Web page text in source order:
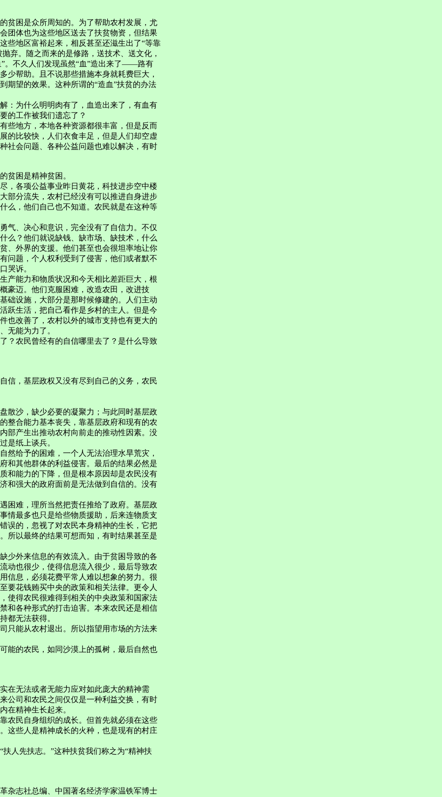
困是众所周知的。为了帮助农村发展，尤
团体也为这些地区送去了扶贫物资，但结果
些地区富裕起来，相反甚至还滋生出了“等靠
弃。随之而来的是修路，送技术、送文化，
”。不久人们发现虽然“血”造出来了——路有
少帮助。且不说那些措施本身就耗费巨大，
期望的效果。这种所谓的“造血”扶贫的办法
为什么明明肉有了，血造出来了，有血有
的工作被我们遗忘了？
地方，本地各种资源都很丰富，但是反而
的比较快，人们衣食丰足，但是人们却空虚
社会问题、各种公益问题也难以解决，有时
困是精神贫困。
各项公益事业昨日黄花，科技进步空中楼
部分流失，农村已经没有可以推进自身进步
么，他们自己也不知道。农民就是在这种等
、决心和意识，完全没有了自信力。不仅
么？他们就说缺钱、缺市场、缺技术，什么
、外界的支援。他们甚至也会很坦率地让你
问题，个人权利受到了侵害，他们或者默不
哭诉。
能力和物质状况和今天相比差距巨大，根
豪迈。他们克服困难，改造农田，改进技
础设施，大部分是那时候修建的。人们主动
跃生活，把自己看作是乡村的主人。但是今
也改善了，农村以外的城市支持也有更大的
无能为力了。
农民曾经有的自信哪里去了？是什么导致
，基层政权又没有尽到自己的义务，农民
沙，缺少必要的凝聚力；与此同时基层政
整合能力基本丧失，靠基层政府和现有的农
部产生出推动农村向前走的推动性因素。没
是纸上谈兵。
给予的困难，一个人无法治理水旱荒灾，
和其他群体的利益侵害。最后的结果必然是
和能力的下降，但是根本原因却是农民没有
和强大的政府面前是无法做到自信的。没有
难，理所当然把责任推给了政府。基层政
情最多也只是给些物质援助，后来连物质支
误的，忽视了对农民本身精神的生长，它把
所以最终的结果可想而知，有时结果甚至是
外来信息的有效流入。由于贫困导致的各
动也很少，使得信息流入很少，最后导致农
信息，必须花费平常人难以想象的努力。很
要花钱贿买中央的政策和相关法律。更令人
使得农民很难得到相关的中央政策和国家法
和各种形式的打击迫害。本来农民还是相信
都无法获得。
能从农村退出。所以指望用市场的方法来
的农民，如同沙漠上的孤树，最后自然也
无法或者无能力应对如此庞大的精神需
公司和农民之间仅仅是一种利益交换，有时
在精神生长起来。
民自身组织的成长。但首先就必须在这些
这些人是精神成长的火种，也是现有的村庄
人先扶志。”这种扶贫我们称之为“精神扶
志社总编、中国著名经济学家温铁军博士